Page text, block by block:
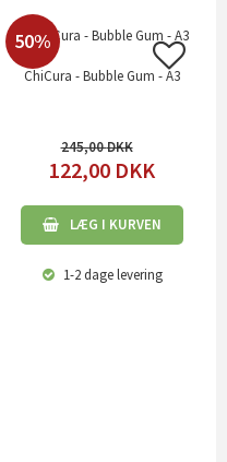
50%
ChiCura - Bubble Gum - A3
245,00
122,00 DKK
LÆG I KURVEN
1-2 dagelevering